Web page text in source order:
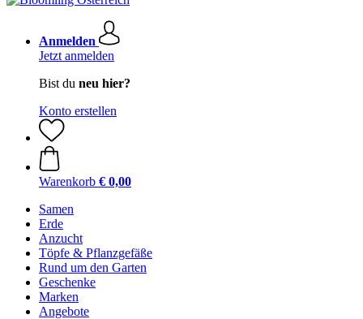
Anmelden
Jetzt anmelden
Bist du neu hier?
Konto erstellen
Warenkorb € 0,00
Samen
Erde
Anzucht
Töpfe & Pflanzgefäße
Rund um den Garten
Geschenke
Marken
Angebote